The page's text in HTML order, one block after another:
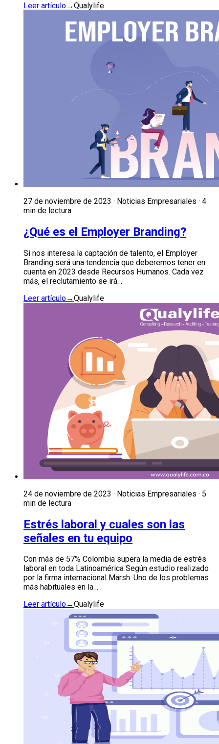
Leer artículo→Qualylife
27 de noviembre de 2023 · Noticias Empresariales · 4
min de lectura
¿Qué es el Employer Branding?
Si nos interesa la captación de talento, el Employer
Branding será una tendencia que deberemos tener en
cuenta en 2023 desde Recursos Humanos. Cada vez
más, el reclutamiento se irá…
Leer artículo→Qualylife
24 de noviembre de 2023 · Noticias Empresariales · 5
min de lectura
Estrés laboral y cuales son las
señales en tu equipo
Con más de 57% Colombia supera la media de estrés
laboral en toda Latinoamérica Según estudio realizado
por la firma internacional Marsh. Uno de los problemas
más habituales en la…
Leer artículo→Qualylife